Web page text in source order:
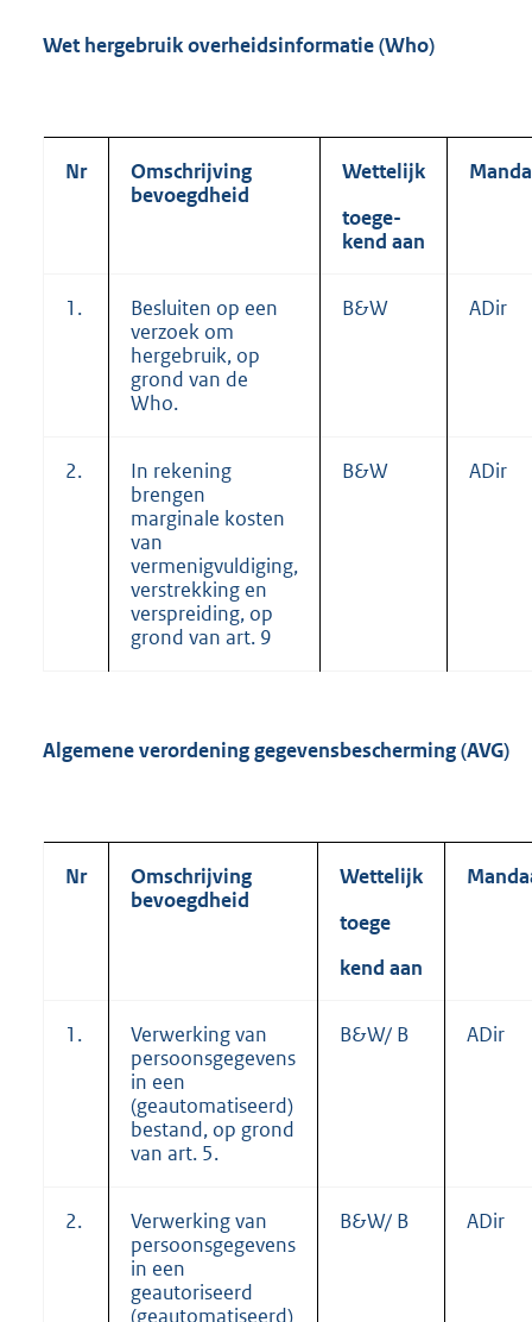
Wet hergebruik overheidsinformatie (Who)
Nr
Omschrijving
bevoegdheid
Wettelijk
toege-
kend aan
1.
Besluiten op een
verzoek om
hergebruik, op
grond van de
Who.
B&W ADir
2.
In rekening
brengen
marginale kosten
van
vermenigvuldiging,
verstrekking en
verspreiding, op
grond van art. 9
B&W ADir
Algemene verordening gegevensbescherming (AVG)
Nr
Omschrijving
bevoegdheid
Wettelijk
toege
kend aan
1.
Verwerking van
persoonsgegevens
in een
(geautomatiseerd)
bestand, op grond
van art. 5.
B&W/ B ADir
2.
Verwerking van
persoonsgegevens
in een
geautoriseerd
(geautomatiseerd)
B&W/ B ADir